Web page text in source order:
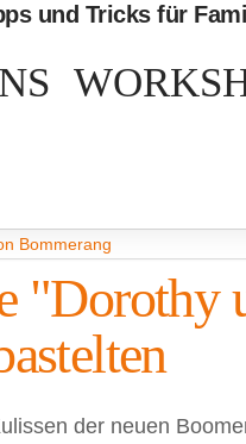
"Dorothy
der neuen